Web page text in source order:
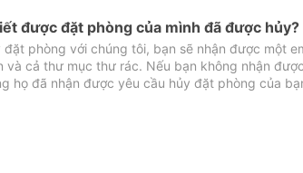
được đặt phòng của mình đã được hủy?
đặt phòng với chúng tôi, bạn sẽ nhận được một
và cả thư mục thư rác. Nếu bạn không nhận
họ đã nhận được yêu cầu hủy đặt phòng của